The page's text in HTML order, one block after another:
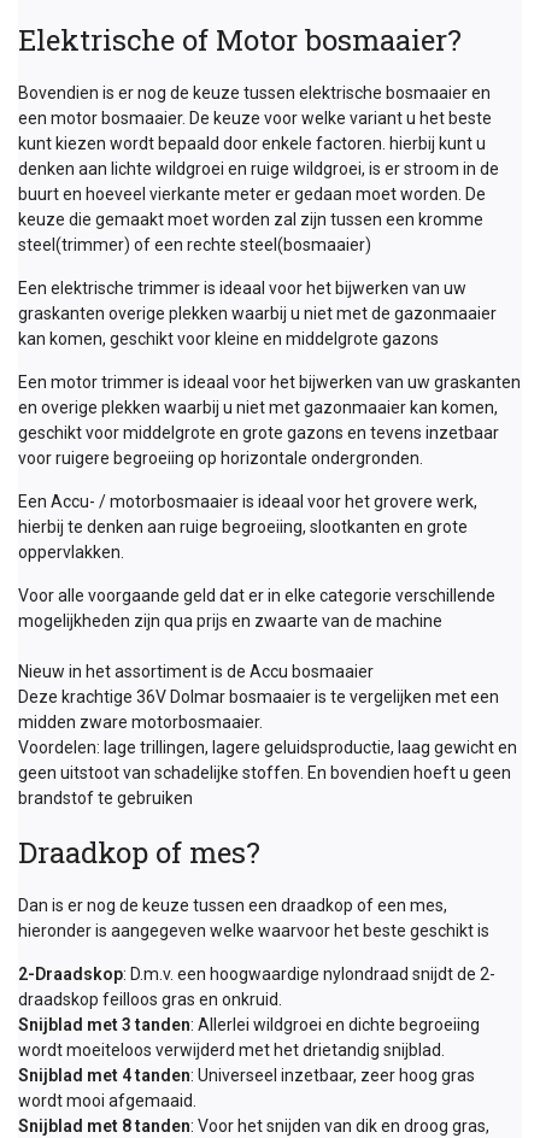
Elektrische of Motor bosmaaier?
Bovendien is er nog de keuze tussen elektrische bosmaaier en
een motor bosmaaier. De keuze voor welke variant u het beste
kunt kiezen wordt bepaald door enkele factoren. hierbij kunt u
denken aan lichte wildgroei en ruige wildgroei, is er stroom in de
buurt en hoeveel vierkante meter er gedaan moet worden. De
keuze die gemaakt moet worden zal zijn tussen een kromme
steel(trimmer) of een rechte steel(bosmaaier)
Een elektrische trimmer is ideaal voor het bijwerken van uw
graskanten overige plekken waarbij u niet met de gazonmaaier
kan komen, geschikt voor kleine en middelgrote gazons
Een motor trimmer is ideaal voor het bijwerken van uw graskanten
en overige plekken waarbij u niet met gazonmaaier kan komen,
geschikt voor middelgrote en grote gazons en tevens inzetbaar
voor ruigere begroeiing op horizontale ondergronden.
Een Accu- / motorbosmaaier is ideaal voor het grovere werk,
hierbij te denken aan ruige begroeiing, slootkanten en grote
oppervlakken.
Voor alle voorgaande geld dat er in elke categorie verschillende
mogelijkheden zijn qua prijs en zwaarte van de machine
Nieuw in het assortiment is de Accu bosmaaier
Deze krachtige 36V Dolmar bosmaaier is te vergelijken met een
midden zware motorbosmaaier.
Voordelen: lage trillingen, lagere geluidsproductie, laag gewicht en
geen uitstoot van schadelijke stoffen. En bovendien hoeft u geen
brandstof te gebruiken
Draadkop of mes?
Dan is er nog de keuze tussen een draadkop of een mes,
hieronder is aangegeven welke waarvoor het beste geschikt is
2-Draadskop: D.m.v. een hoogwaardige nylondraad snijdt de 2-
draadskop feilloos gras en onkruid.
Snijblad met 3 tanden: Allerlei wildgroei en dichte begroeiing
wordt moeiteloos verwijderd met het drietandig snijblad.
Snijblad met 4 tanden: Universeel inzetbaar, zeer hoog gras
wordt mooi afgemaaid.
Snijblad met 8 tanden: Voor het snijden van dik en droog gras,